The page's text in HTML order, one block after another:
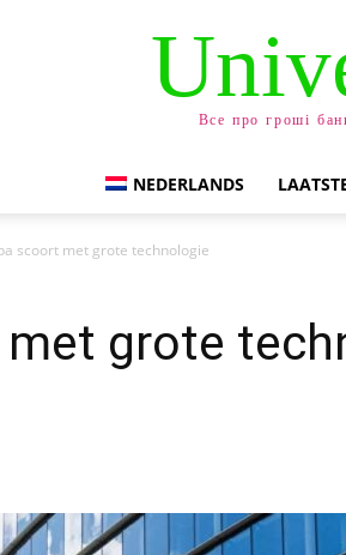
Все про гроші
NEDERLANDS
scoort met grote technologie
grote